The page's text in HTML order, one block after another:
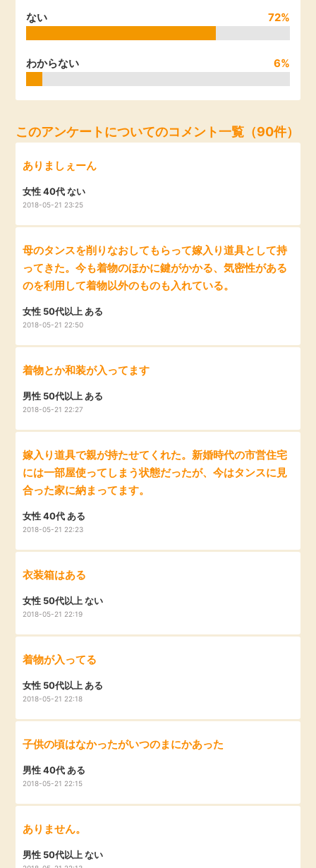
お友達紹介
カード比較
毎日ゲット
特集一覧
ヘルプセンター
月額有料サービス
銀行・金融・投資
家計の固定費
ない 72%
わからない 6%
このアンケートについてのコメント一覧（90件）
ありましぇーん
女性 40代 ない
2018-05-21 23:25
母のタンスを削りなおしてもらって嫁入り道具として持
ってきた。今も着物のほかに鍵がかかる、気密性がある
のを利用して着物以外のものも入れている。
女性 50代以上 ある
2018-05-21 22:50
着物とか和装が入ってます
男性 50代以上 ある
2018-05-21 22:27
嫁入り道具で親が持たせてくれた。新婚時代の市営住宅
には一部屋使ってしまう状態だったが、今はタンスに見
合った家に納まってます。
女性 40代 ある
2018-05-21 22:23
衣装箱はある
女性 50代以上 ない
2018-05-21 22:19
着物が入ってる
女性 50代以上 ある
2018-05-21 22:18
子供の頃はなかったがいつのまにかあった
男性 40代 ある
2018-05-21 22:15
ありません。
男性 50代以上 ない